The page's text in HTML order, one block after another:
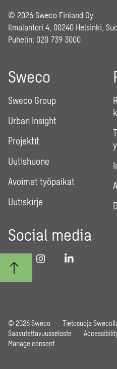
© 2026 Sweco Finland Oy
Ilmalantori 4, 00240 Helsinki,
Puhelin: 020 739 3000
Sweco
Sweco Group
Urban Insight
Projektit
Uutishuone
Avoimet työpaikat
Uutiskirje
Social media
© 2026 Sweco Tietosuoja
Saavutettavuusseloste
Manage consent